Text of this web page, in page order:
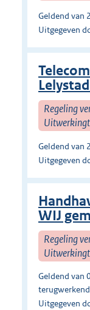
Geldend
Uitgegeven
Regeling
Geldend
Uitgegeven
WIJ
Regeling
Geldend
Uitgegeven